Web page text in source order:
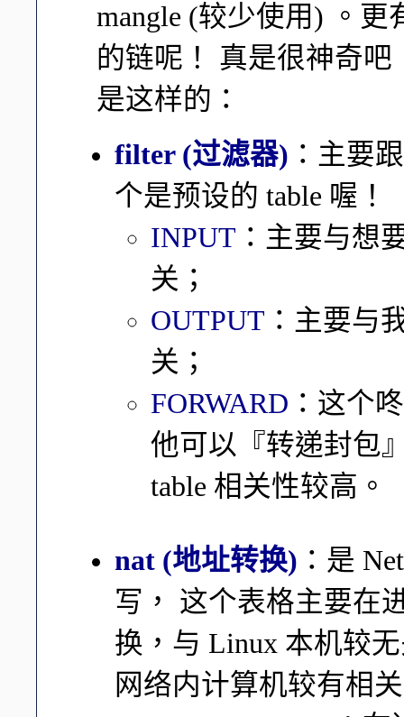
mangle (较少使用) 。
的链呢！ 真是很神奇
是这样的：
filter (过滤器) ：主要
个是预设的 table 喔！
INPUT ：主要与想
关；
OUTPUT ：主要与
关；
FORWARD ：这个
他可以『转递封包
table 相关性较高。
nat (地址转换) ：是
写， 这个表格主要在
换，与 Linux 本机较
网络内计算机较有相